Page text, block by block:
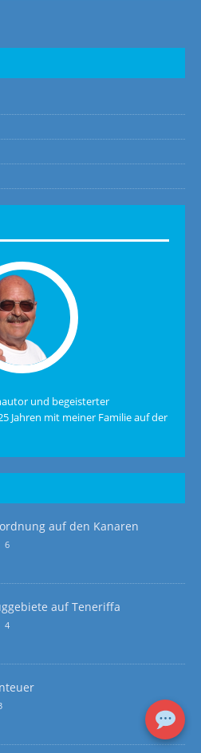
und begeisterter
Jahren mit meiner Familie auf der
auf den Kanaren
6
auf Teneriffa
4